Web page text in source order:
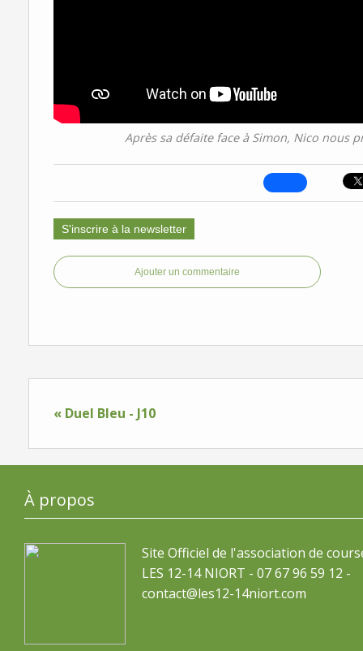
Après sa défaite face à Simon, Nico nous
S'inscrire à la newsletter
Ajouter un commentaire
« Duel Bleu - J10
À propos
Site Officiel de l'association de
LES 12-14 NIORT - 07 67 96 59 12 -
contact@les12-14niort.com